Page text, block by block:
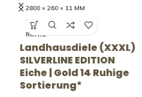
2800 × 260 × 11 MM
14 RUHIG
RUHIG
Landhausdiele (XXXL)
SILVERLINE EDITION
Eiche | Gold 14 Ruhige
Sortierung*